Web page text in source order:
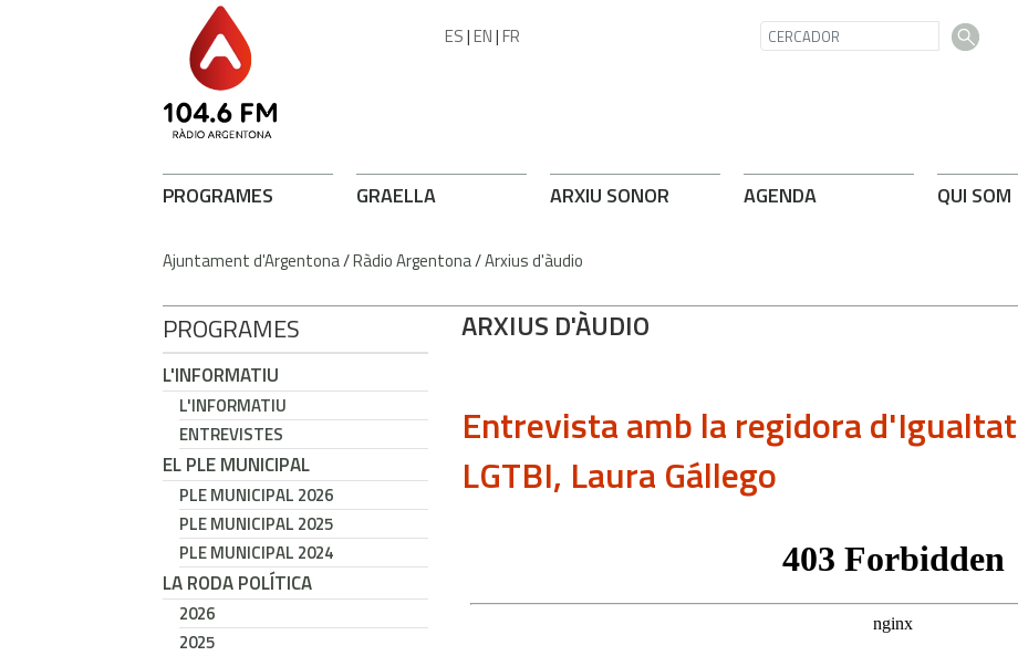
ES|EN|FR
PROGRAMES GRAELLA ARXIU SONOR AGENDA QUI SOM
Ajuntament d'Argentona/Ràdio Argentona/Arxius d'àudio
PROGRAMES
L'INFORMATIU
L'INFORMATIU
ENTREVISTES
EL PLE MUNICIPAL
PLE MUNICIPAL 2026
PLE MUNICIPAL 2025
PLE MUNICIPAL 2024
LA RODA POLÍTICA
2026
2025
ARXIUS D'ÀUDIO
Entrevista amb la regidora
LGTBI, Laura Gállego